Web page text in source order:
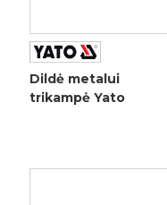
Dildė metalui
trikampė Yato